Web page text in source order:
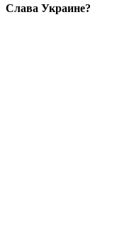
Слава Украине?